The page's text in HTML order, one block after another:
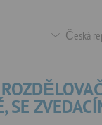
Česká
SE